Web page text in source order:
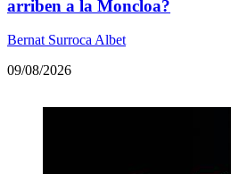
arriben a la Moncloa?
Bernat Surroca Albet
09/08/2026